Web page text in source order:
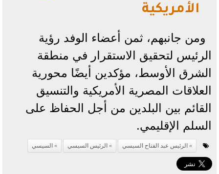
الأمريكية
ومن جانبهم، ثمن أعضاء الوفد رؤية
الرئيس لتحقيق الاستقرار في منطقة
الشرق الأوسط، مؤكدين أيضًا محورية
العلاقات المصرية الأمريكية والتنسيق
القائم بين البلدين من أجل الحفاظ على
السلم الإقليمي.
الرئيس عبد الفتاح السيسي الرئيس السيسي السيسي